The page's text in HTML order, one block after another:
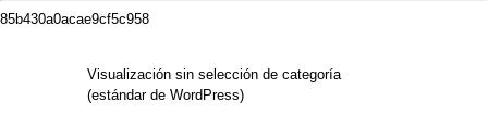
85b430a0acae9cf5c958
Visualización sin selección de categoría
(estándar de WordPress)